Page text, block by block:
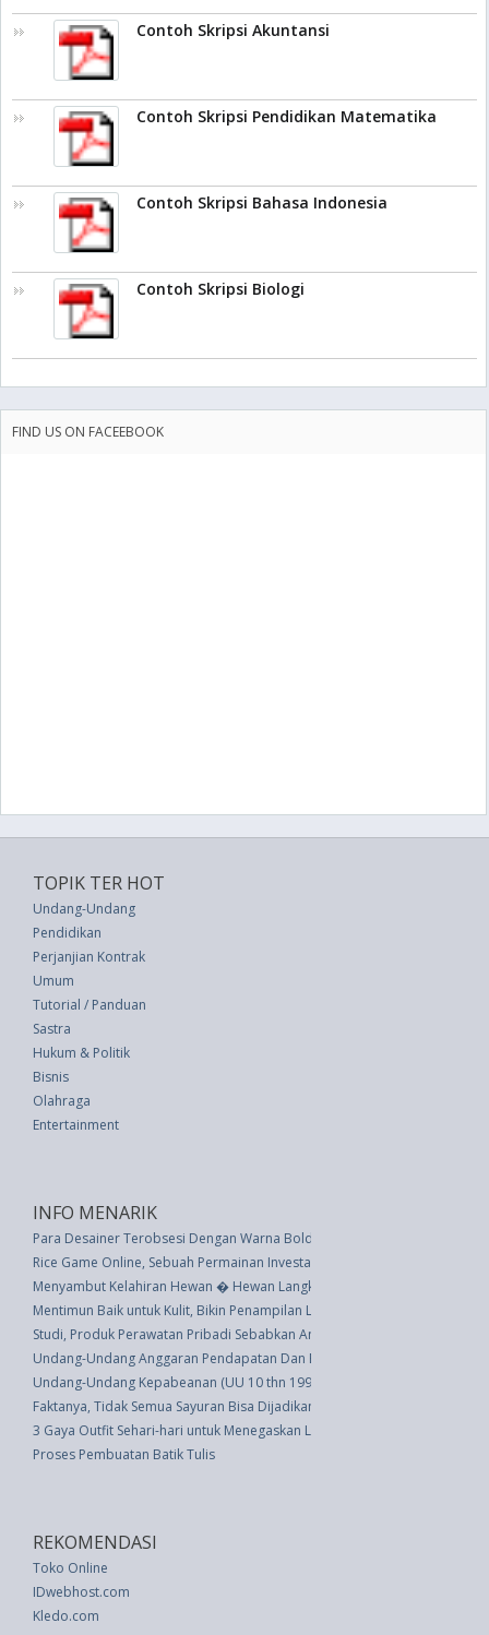
Contoh Skripsi Akuntansi
Contoh Skripsi Pendidikan Matematika
Contoh Skripsi Bahasa Indonesia
Contoh Skripsi Biologi
FIND US ON FACEEBOOK
TOPIK TER HOT
Undang-Undang
Pendidikan
Perjanjian Kontrak
Umum
Tutorial / Panduan
Sastra
Hukum & Politik
Bisnis
Olahraga
Entertainment
INFO MENARIK
Para Desainer Terobsesi Dengan Warna Bold dan Regal Pantone Tahun
Rice Game Online, Sebuah Permainan Investasi Online
Menyambut Kelahiran Hewan � Hewan Langka di Dunia
Mentimun Baik untuk Kulit, Bikin Penampilan Lebih Muda Beberapa Tahun
Studi, Produk Perawatan Pribadi Sebabkan Anak-Anak Ke UGD Setiap Dua
Undang-Undang Anggaran Pendapatan Dan Belanja Negara Tahun 1968
Undang-Undang Kepabeanan (UU 10 thn 1995)
Faktanya, Tidak Semua Sayuran Bisa Dijadikan Smoothies
3 Gaya Outfit Sehari-hari untuk Menegaskan Lengan Anda
Proses Pembuatan Batik Tulis
REKOMENDASI
Toko Online
IDwebhost.com
Kledo.com